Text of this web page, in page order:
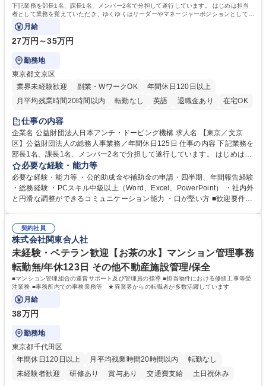
下記業務を部長1名、課長1名、メンバー2名で分担して遂行しています。 はじめは担当
者として業務を覚えていただき、ゆくゆくはリーダーやマネージャーポジションとして活
躍いただくことを期待しています。
月給
27万円～35万円
勤務地
東京都文京区
業界未経験歓迎
副業・WワークOK
年間休日120日以上
月平均残業時間20時間以内
転勤なし 英語 退職金あり
在宅OK
賞与あり
育休あり
食事補助あり
仕事の内容
企業名 公益財団法人日本アンチ・ドーピング機構 求人名 【東京／文京
区】公益財団法人の総務人事業務／年間休日125日 仕事の内容 下記業務を
部長1名、課長1名、メンバー2名で分担して遂行しています。 はじめは担
当者として業務を覚えていただき、ゆくゆくはリーダーやマネージャーポ
ジションとして活躍いただくことを期待しています。 【総務・人事グルー
プの業務内容】 ・人事制度関連 ・採用活動 ・教育研修の企画、実行 ・勤
怠管理 ・官公庁への各種提出 ・法定の会議運営（評議員会、理事会） ・
管理 ・福利厚生関連 ・職員からの問合せ、相談対応 ・その他日常の総務
業務全般 募集職種 【東京／文京区】公益財団法人の総務人事業務／年間
休日125日
必要な経験・能力等
必要な経験・能力等 ・公的助成金や補助金の申請・四半期、年間報告経験
・総務経験 ・PCスキル中級以上（Word、Excel、PowerPoint） ・社内外
と円滑な調整ができるコミュニケーション能力 ・口が堅い方 ■歓迎要件
契約社員
株式会社関東合人社
未経験・ベテラン歓迎【お茶の水】マンション管理事務
転勤無/年休123日 その他不動産施設管理/保全
■マンション管理組合の運営サポート及び管理員の指導 ■担当物件における修繕工事等受
注業務 ■事務所内での事務業務等 ★異業界からの転職者が多数活躍しています
月給
38万円
勤務地
東京都千代田区
年間休日120日以上
月平均残業時間20時間以内
転勤なし
未経験者歓迎
研修あり 賞与あり 交通費支給 土日祝休み